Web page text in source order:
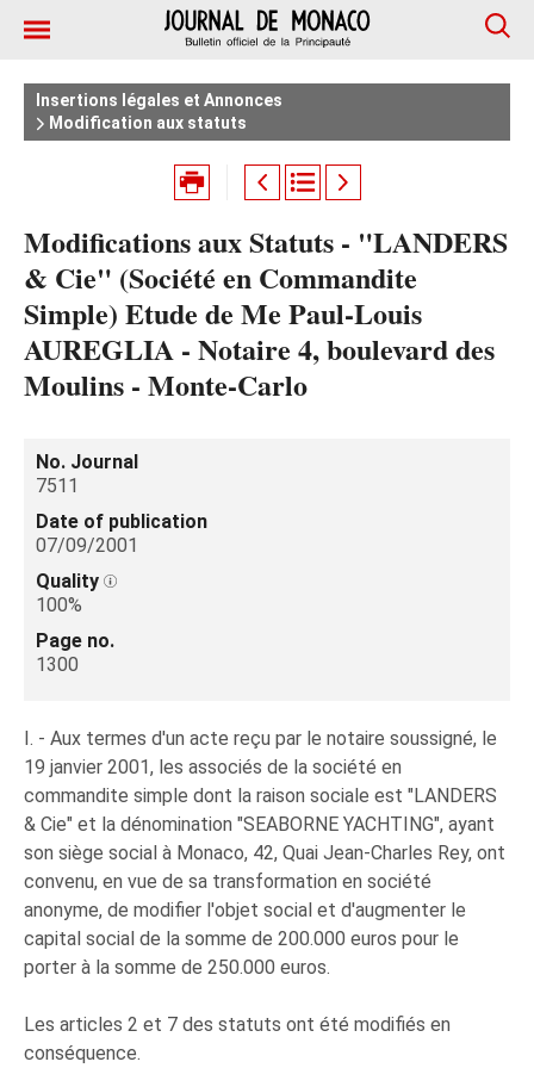
Insertions légales et Annonces
Modification aux statuts
Modifications aux Statuts - "LANDERS
& Cie" (Société en Commandite
Simple) Etude de Me Paul-Louis
AUREGLIA - Notaire 4, boulevard des
Moulins - Monte-Carlo
No. Journal
7511
Date of publication
07/09/2001
Quality
100%
Page no.
1300
I. - Aux termes d'un acte reçu par le notaire soussigné, le
19 janvier 2001, les associés de la société en
commandite simple dont la raison sociale est "LANDERS
& Cie" et la dénomination "SEABORNE YACHTING", ayant
son siège social à Monaco, 42, Quai Jean-Charles Rey, ont
convenu, en vue de sa transformation en société
anonyme, de modifier l'objet social et d'augmenter le
capital social de la somme de 200.000 euros pour le
porter à la somme de 250.000 euros.
Les articles 2 et 7 des statuts ont été modifiés en
conséquence.